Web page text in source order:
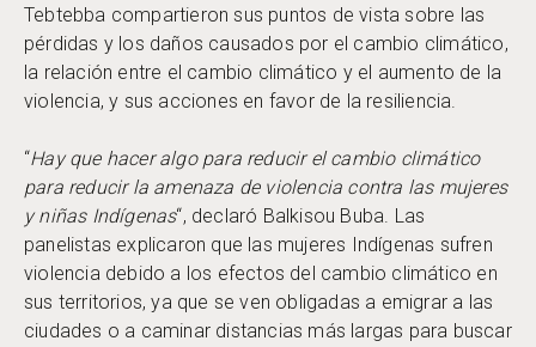
Tebtebba compartieron sus puntos de vista sobre las
pérdidas y los daños causados por el cambio climático,
la relación entre el cambio climático y el aumento de la
violencia, y sus acciones en favor de la resiliencia.
“Hay que hacer algo para reducir el cambio climático
para reducir la amenaza de violencia contra las mujeres
y niñas Indígenas“, declaró Balkisou Buba. Las
panelistas explicaron que las mujeres Indígenas sufren
violencia debido a los efectos del cambio climático en
sus territorios, ya que se ven obligadas a emigrar a las
ciudades o a caminar distancias más largas para buscar